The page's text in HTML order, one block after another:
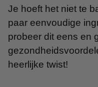
Je hoeft het niet te
paar eenvoudige
probeer dit eens en
heerlijke twist!